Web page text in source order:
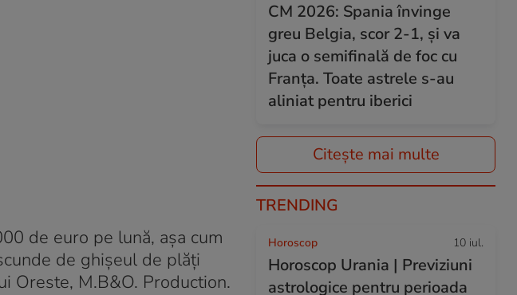
de euro pe lună, așa cum
de ghișeul de plăți
Oreste, M.B&O. Production.
CM 2026: Spania învinge
greu Belgia, scor 2-1, și va
juca o semifinală de foc cu
Franța. Toate astrele s-au
aliniat pentru iberici
Citește mai multe
TRENDING
Horoscop 10 iul.
Horoscop Urania | Previziuni
astrologice pentru perioada